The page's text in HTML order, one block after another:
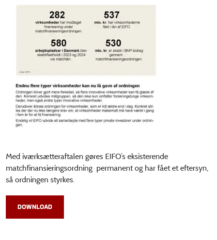
Med iværksætteraftalen gøres EIFO’s eksisterende
matchfinansieringsordning permanent og har fået et eftersyn,
så ordningen styrkes.
DOWNLOAD